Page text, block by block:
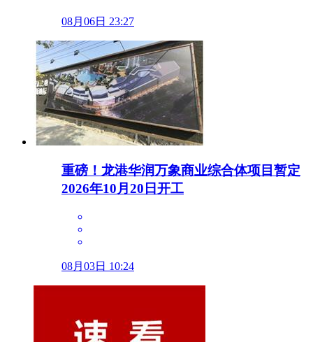
08月06日 23:27
重磅！龙港华润万象商业综合体项目暂定
2026年10月20日开工
08月03日 10:24